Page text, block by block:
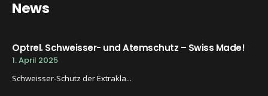
News
Optrel. Schweisser- und Atemschutz – Swiss Made!
1. April 2025
Schweisser-Schutz der Extrakla...